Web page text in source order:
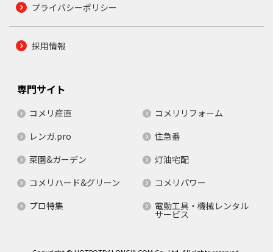
プライバシーポリシー
採用情報
専門サイト
コメリ産直
コメリリフォーム
レンガ.pro
住急番
菜園&ガーデン
灯油宅配
コメリハード&グリーン
コメリパワー
プロ特集
電動工具・機械レンタル
サービス